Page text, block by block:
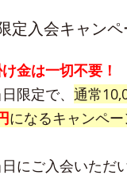
定入会キャンペ
金は一切不要！
限定で、 通常
になるキャンペー
にご入会いただ